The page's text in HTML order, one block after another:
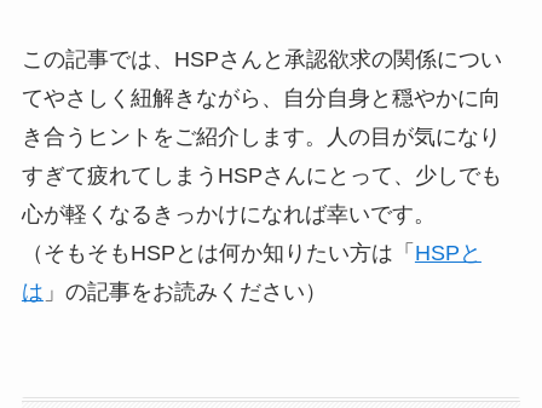
この記事では、HSPさんと承認欲求の関係につい
てやさしく紐解きながら、自分自身と穏やかに向
き合うヒントをご紹介します。人の目が気になり
すぎて疲れてしまうHSPさんにとって、少しでも
心が軽くなるきっかけになれば幸いです。
（そもそもHSPとは何か知りたい方は「 HSPと
は 」の記事をお読みください）